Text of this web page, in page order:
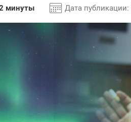
минуты Дата публикации: